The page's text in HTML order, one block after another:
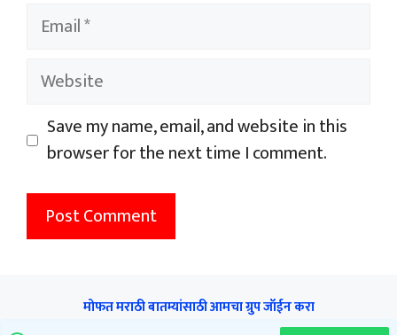
Email
Website
Save my name, email, and website in this
browser for the next time I comment.
मोफत मराठी बातम्यांसाठी आमचा ग्रुप जॉईन करा